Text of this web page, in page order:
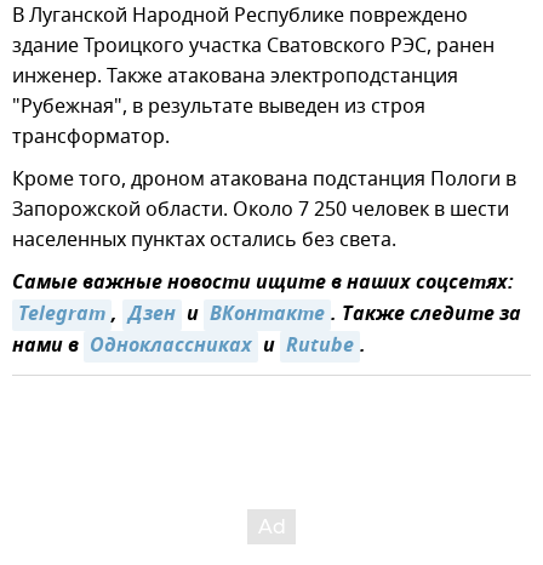
В Луганской Народной Республике повреждено
здание Троицкого участка Сватовского РЭС, ранен
инженер. Также атакована электроподстанция
"Рубежная", в результате выведен из строя
трансформатор.
Кроме того, дроном атакована подстанция Пологи в
Запорожской области. Около 7 250 человек в шести
населенных пунктах остались без света.
Самые важные новости ищите в наших соцсетях:
Telegram, Дзен и ВКонтакте. Также следите за
нами в Одноклассниках и Rutube.